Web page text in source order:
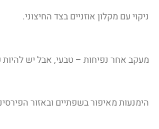
ניקוי עם מקלון אוזניים בצד החיצוני.
מעקב אחר נפיחות – טבעי, אבל יש להיות
הימנעות מאיפור בשפתיים ובאזור